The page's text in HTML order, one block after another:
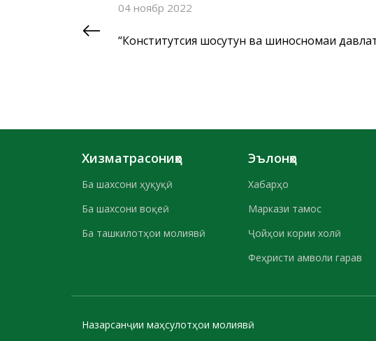
04 ноябр 2022
“Конститутсия шоҳсутун ва шиносномаи
Хизматрасониҳо
Ба шахсони ҳуқуқӣ
Ба шахсони воқеӣ
Ба ташкилотҳои молиявӣ
Эълонҳо
Хабарҳо
Маркази тамос
Ҷойҳои кории холӣ
Феҳристи амволи гарав
Назарсанҷии маҳсулотҳои молиявӣ